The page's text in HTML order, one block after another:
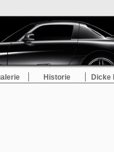
Historie Dicke